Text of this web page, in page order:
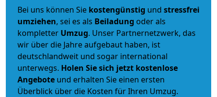
Bei uns können Sie kostengünstig und stressfrei
umziehen, sei es als Beiladung oder als
kompletter Umzug. Unser Partnernetzwerk, das
wir über die Jahre aufgebaut haben, ist
deutschlandweit und sogar international
unterwegs. Holen Sie sich jetzt kostenlose
Angebote und erhalten Sie einen ersten
Überblick über die Kosten für Ihren Umzug.